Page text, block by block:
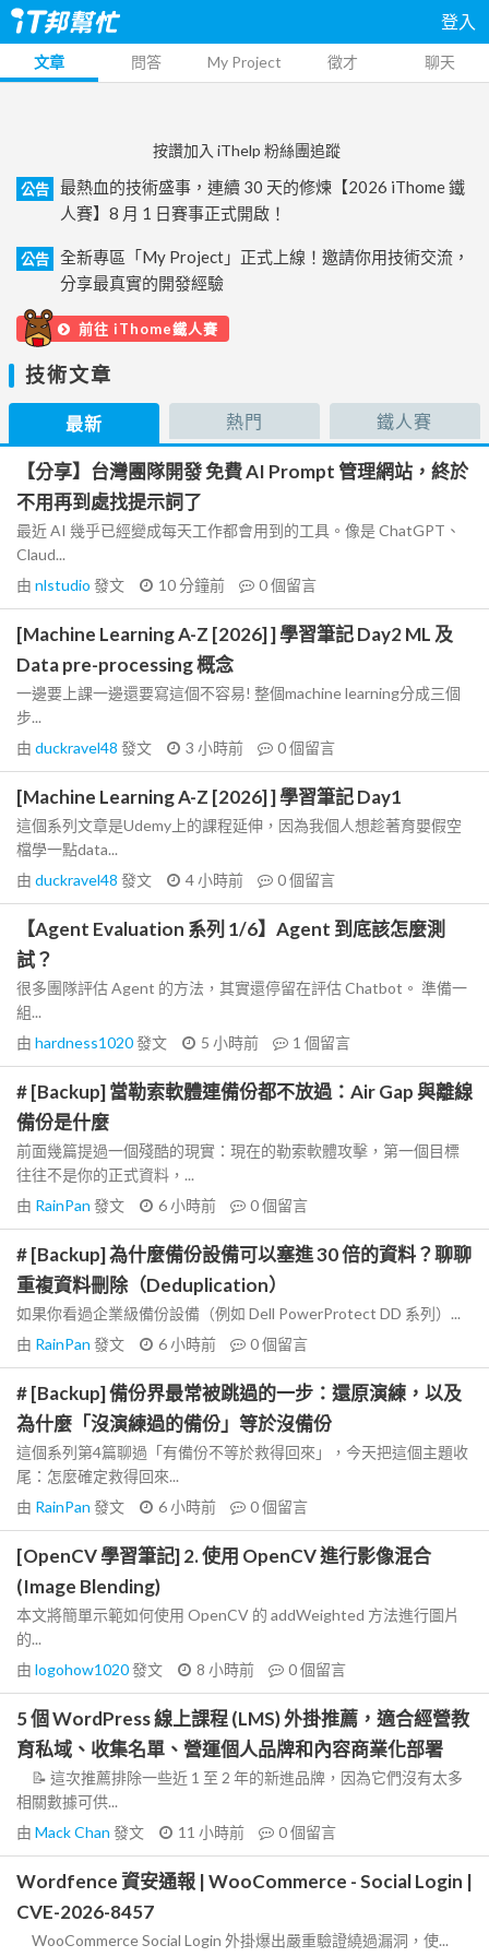
登入
文章 問答 My Project 徵才 聊天
按讚加入 iThelp 粉絲團追蹤
公告
最熱血的技術盛事，連續 30 天的修煉【2026 iThome 鐵
人賽】8 月 1 日賽事正式開啟！
公告
全新專區「My Project」正式上線！邀請你用技術交流，
分享最真實的開發經驗
前往 iThome鐵人賽
技術文章
最新 熱門 鐵人賽
【分享】台灣團隊開發 免費 AI Prompt 管理網站，終於
不用再到處找提示詞了
最近 AI 幾乎已經變成每天工作都會用到的工具。像是 ChatGPT、
Claud...
由 nlstudio 發文 10 分鐘前 0個留言
[Machine Learning A-Z [2026] ] 學習筆記 Day2 ML 及
Data pre-processing 概念
一邊要上課一邊還要寫這個不容易! 整個machine learning分成三個
步...
由 duckravel48 發文 3 小時前 0個留言
[Machine Learning A-Z [2026] ] 學習筆記 Day1
這個系列文章是Udemy上的課程延伸，因為我個人想趁著育嬰假空
檔學一點data...
由 duckravel48 發文 4 小時前 0個留言
【Agent Evaluation 系列 1/6】Agent 到底該怎麼測
試？
很多團隊評估 Agent 的方法，其實還停留在評估 Chatbot。 準備一
組...
由 hardness1020發文 5 小時前 1 個留言
# [Backup] 當勒索軟體連備份都不放過：Air Gap 與離線
備份是什麼
前面幾篇提過一個殘酷的現實：現在的勒索軟體攻擊，第一個目標
往往不是你的正式資料，...
由 RainPan 發文 6 小時前 0個留言
# [Backup] 為什麼備份設備可以塞進 30 倍的資料？聊聊
重複資料刪除（Deduplication）
如果你看過企業級備份設備（例如 Dell PowerProtect DD 系列）...
由 RainPan 發文 6 小時前 0個留言
# [Backup] 備份界最常被跳過的一步：還原演練，以及
為什麼「沒演練過的備份」等於沒備份
這個系列第4篇聊過「有備份不等於救得回來」，今天把這個主題收
尾：怎麼確定救得回來...
由 RainPan 發文 6 小時前 0個留言
[OpenCV 學習筆記] 2. 使用 OpenCV 進行影像混合
(Image Blending)
本文將簡單示範如何使用 OpenCV 的 addWeighted 方法進行圖片
的...
由 logohow1020發文 8 小時前 0個留言
5 個 WordPress 線上課程 (LMS) 外掛推薦，適合經營教
育私域、收集名單、營運個人品牌和內容商業化部署
📝 這次推薦排除一些近 1 至 2 年的新進品牌，因為它們沒有太多
相關數據可供...
由 Mack Chan 發文 11 小時前 0個留言
Wordfence 資安通報 | WooCommerce - Social Login |
CVE-2026-8457
WooCommerce Social Login 外掛爆出嚴重驗證繞過漏洞，使...